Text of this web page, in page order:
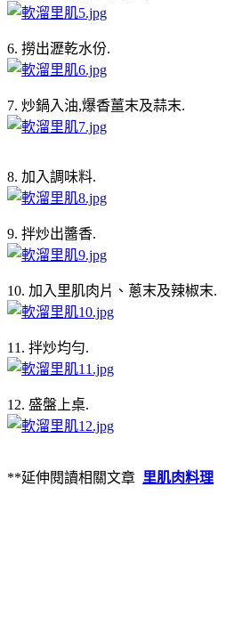
6. 撈出瀝乾水份.
7. 炒鍋入油,爆香薑末及蒜末.
8. 加入調味料.
9. 拌炒出醬香.
10. 加入里肌肉片、蔥末及辣椒末.
11. 拌炒均勻.
12. 盛盤上桌.
**延伸閱讀相關文章 里肌肉料理